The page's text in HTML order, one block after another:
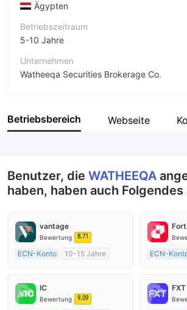
Ägypten
Betriebszeitraum
5-10 Jahre
Unternehmen
Watheeqa Securities Brokerage Co.
Unternehmensmitarbeiter
Betriebsbereich Webseite
Benutzer, die WATHEEQA
haben, haben auch
vantage
Bewertung 8.71
ECN-Konto
10-15 Jahre
Market Making (MM)
MT4-Volllizenz
ECN-
Market
MT4-
IC
Bewertung 9.09
FXT